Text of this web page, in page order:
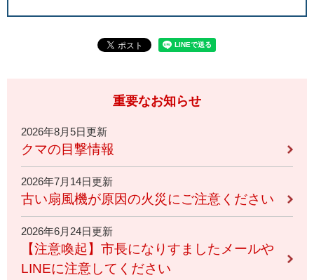
重要なお知らせ
2026年8月5日更新
クマの目撃情報
2026年7月14日更新
古い扇風機が原因の火災にご注意ください
2026年6月24日更新
【注意喚起】市長になりすましたメールや
LINEに注意してください